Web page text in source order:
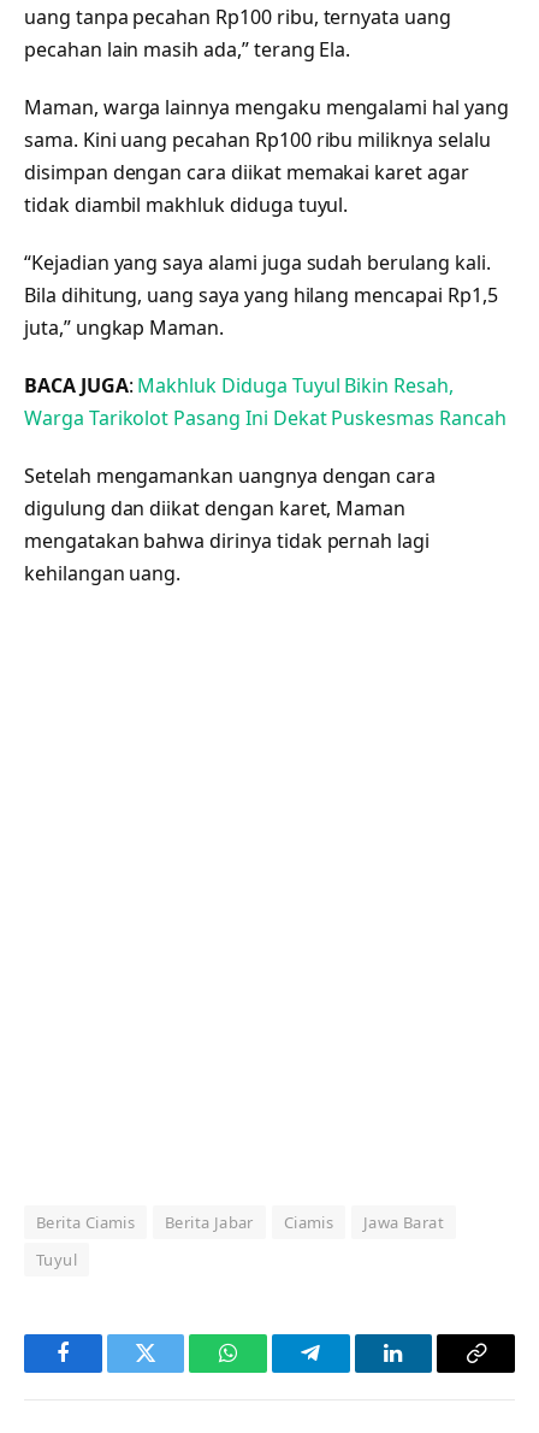
uang tanpa pecahan Rp100 ribu, ternyata uang
pecahan lain masih ada,” terang Ela.
Maman, warga lainnya mengaku mengalami hal yang
sama. Kini uang pecahan Rp100 ribu miliknya selalu
disimpan dengan cara diikat memakai karet agar
tidak diambil makhluk diduga tuyul.
“Kejadian yang saya alami juga sudah berulang kali.
Bila dihitung, uang saya yang hilang mencapai Rp1,5
juta,” ungkap Maman.
BACA JUGA: Makhluk Diduga Tuyul Bikin Resah,
Warga Tarikolot Pasang Ini Dekat Puskesmas Rancah
Setelah mengamankan uangnya dengan cara
digulung dan diikat dengan karet, Maman
mengatakan bahwa dirinya tidak pernah lagi
kehilangan uang.
Berita Ciamis Berita Jabar Ciamis
Jawa Barat
Tuyul
FacebookTwitter WhatsAppTelegramLinkedInCopy